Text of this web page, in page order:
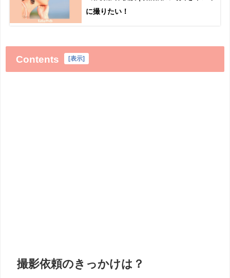
に撮りたい！
Contents [表示]
撮影依頼のきっかけは？